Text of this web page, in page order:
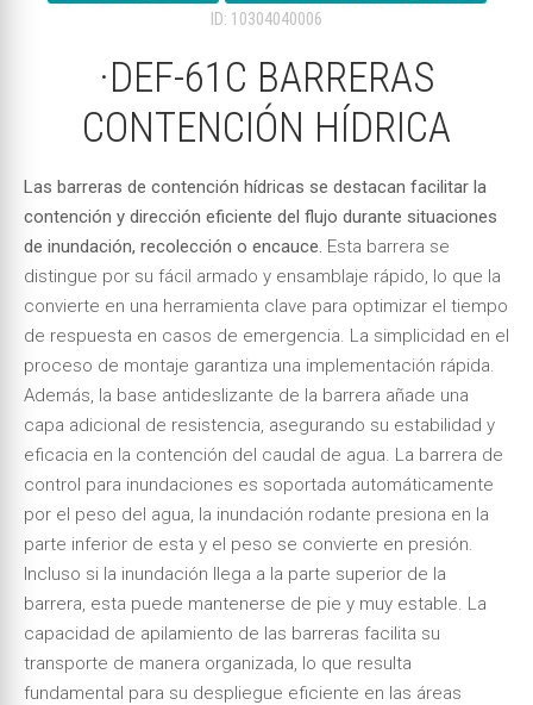
ID: 10304040006
·DEF-61C BARRERAS
CONTENCIÓN HÍDRICA
Las barreras de contención hídricas se destacan facilitar la
contención y dirección eficiente del flujo durante situaciones
de inundación, recolección o encauce. Esta barrera se
distingue por su fácil armado y ensamblaje rápido, lo que la
convierte en una herramienta clave para optimizar el tiempo
de respuesta en casos de emergencia. La simplicidad en el
proceso de montaje garantiza una implementación rápida.
Además, la base antideslizante de la barrera añade una
capa adicional de resistencia, asegurando su estabilidad y
eficacia en la contención del caudal de agua. La barrera de
control para inundaciones es soportada automáticamente
por el peso del agua, la inundación rodante presiona en la
parte inferior de esta y el peso se convierte en presión.
Incluso si la inundación llega a la parte superior de la
barrera, esta puede mantenerse de pie y muy estable. La
capacidad de apilamiento de las barreras facilita su
transporte de manera organizada, lo que resulta
fundamental para su despliegue eficiente en las áreas